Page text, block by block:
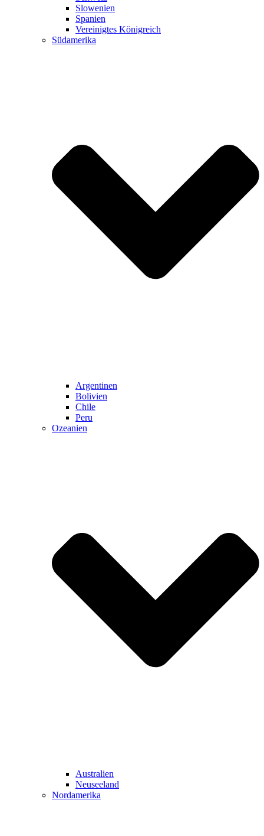
Slowenien
Spanien
Vereinigtes Königreich
Südamerika
Argentinen
Bolivien
Chile
Peru
Ozeanien
Australien
Neuseeland
Nordamerika